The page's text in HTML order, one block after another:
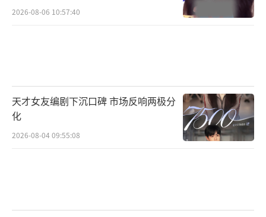
2026-08-06 10:57:40
天才女友编剧下沉口碑 市场反响两极分
化
2026-08-04 09:55:08